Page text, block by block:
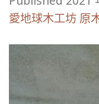
愛地球木工坊 原